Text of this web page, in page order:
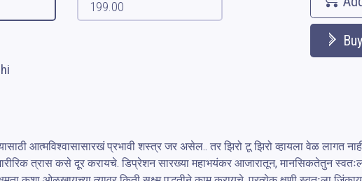
199.00
आत्मविश्वासासारखं प्रभावी शस्त्र जर असेल.. तर झिरो टू झिरो व्हायला वेळ लागत
शारीरिक त्रास कसे दूर करायचे. डिप्रेशन सारख्या महाभयंकर आजारातून, मानसिकतेतुन